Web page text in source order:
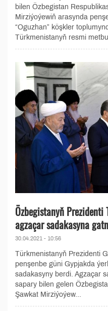
bilen Özbegistan
Mirziýoýewiň arasynda
“Oguzhan” köşkler
Türkmenistanyň resmi
Özbegistanyň
agzaçar sadakasyna
30.04.2021 - 10:56
Türkmenistanyň Prezidenti
penşenbe güni Gypjakda
sadakasyny berdi. Agzaçar
sapary bilen gelen
Şawkat Mirziýoýew...